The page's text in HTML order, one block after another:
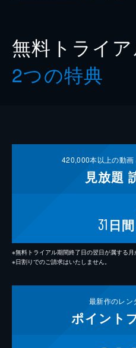
無料トライ
2つの特典
420,000本以上の動画
見放題
31 日間
※無料トライアル期間終了日の翌日が属する月
※日割りでのご請求はいたしません。
最新作のレン
ポイント